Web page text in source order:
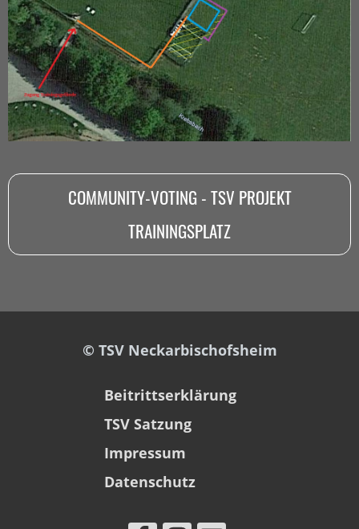
COMMUNITY-VOTING - TSV PROJEKT
TRAININGSPLATZ
© TSV Neckarbischofsheim
Beitrittserklärung
TSV Satzung
Impressum
Datenschutz